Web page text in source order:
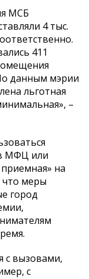
МСБ
4 тыс.
411
данным мэрии
льготная
–
МФЦ или
на
что меры
город
с вызовами,
с